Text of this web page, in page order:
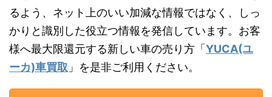
るよう、ネット上のいい加減な情報ではなく、しっ
かりと識別した役立つ情報を発信しています。お客
様へ最大限還元する新しい車の売り方「 YUCA(ユ
ーカ)車買取 」を是非ご利用ください。